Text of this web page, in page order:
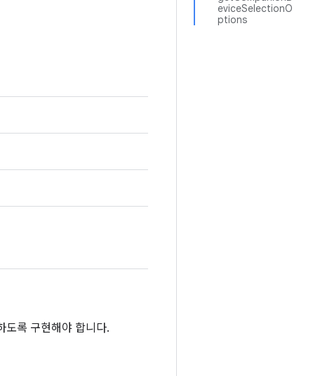
eviceSelectionO
ptions
도록 구현해야 합니다.